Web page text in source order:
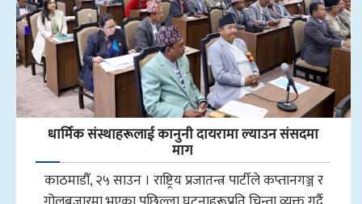
धार्मिक संस्थाहरूलाई कानुनी दायरामा ल्याउन संसदमा
माग
काठमाडौँ, २५ साउन । राष्ट्रिय प्रजातन्त्र पार्टीले कप्तानगञ्ज र